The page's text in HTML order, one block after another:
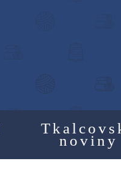
noviny